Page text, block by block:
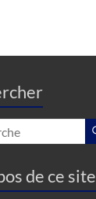
de ce site